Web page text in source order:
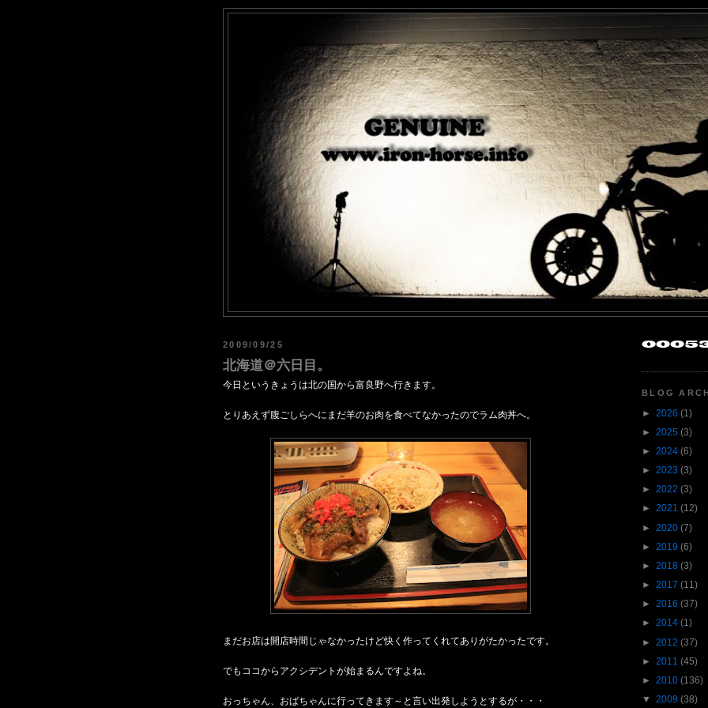
2009/09/25
北海道＠六日目。
今日というきょうは北の国から富良野へ行きます。
とりあえず腹ごしらへにまだ羊のお肉を食べてなかったのでラム肉丼へ。
まだお店は開店時間じゃなかったけど快く作ってくれてありがたかったです。
でもココからアクシデントが始まるんですよね。
おっちゃん、おばちゃんに行ってきます～と言い出発しようとするが・・・
BLOG
► 2026 (1)
► 2025 (3)
► 2024 (6)
► 2023 (3)
► 2022 (3)
► 2021 (12)
► 2020 (7)
► 2019 (6)
► 2018 (3)
► 2017 (11)
► 2016 (37)
► 2014 (1)
► 2012 (37)
► 2011 (45)
► 2010 (136)
▼ 2009 (38)